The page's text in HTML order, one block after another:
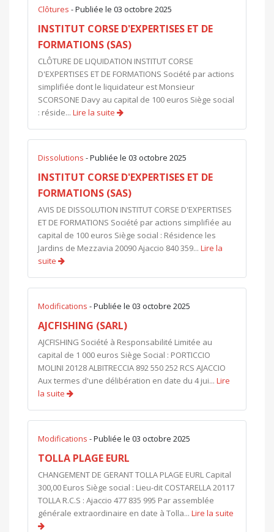
Clôtures - Publiée le 03 octobre 2025
INSTITUT CORSE D'EXPERTISES ET DE
FORMATIONS (SAS)
CLÔTURE DE LIQUIDATION INSTITUT CORSE
D'EXPERTISES ET DE FORMATIONS Société par actions
simplifiée dont le liquidateur est Monsieur
SCORSONE Davy au capital de 100 euros Siège social
: réside... Lire la suite
Dissolutions - Publiée le 03 octobre 2025
INSTITUT CORSE D'EXPERTISES ET DE
FORMATIONS (SAS)
AVIS DE DISSOLUTION INSTITUT CORSE D'EXPERTISES
ET DE FORMATIONS Société par actions simplifiée au
capital de 100 euros Siège social : Résidence les
Jardins de Mezzavia 20090 Ajaccio 840 359... Lire la
suite
Modifications - Publiée le 03 octobre 2025
AJCFISHING (SARL)
AJCFISHING Société à Responsabilité Limitée au
capital de 1 000 euros Siège Social : PORTICCIO
MOLINI 20128 ALBITRECCIA 892 550 252 RCS AJACCIO
Aux termes d'une délibération en date du 4 jui... Lire
la suite
Modifications - Publiée le 03 octobre 2025
TOLLA PLAGE EURL
CHANGEMENT DE GERANT TOLLA PLAGE EURL Capital
300,00 Euros Siège social : Lieu-dit COSTARELLA 20117
TOLLA R.C.S : Ajaccio 477 835 995 Par assemblée
générale extraordinaire en date à Tolla... Lire la suite